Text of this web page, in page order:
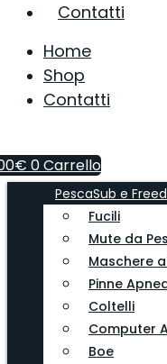
Contatti
Home
Shop
Contatti
€ 0Carrello
PescaSub e
Fucili
Mute da
Maschere
Pinne
Coltelli
Computer
Boe